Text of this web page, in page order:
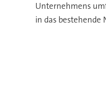
Unternehmens
in das bestehende